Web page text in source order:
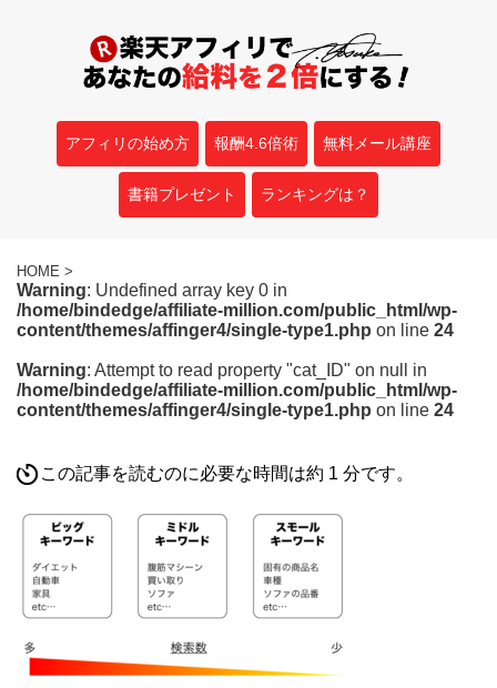
アフィリの始め方 報酬4.6倍術 無料メール講座
書籍プレゼント ランキングは？
HOME >
Warning: Undefined array key 0 in
/home/bindedge/affiliate-million.com/public_html/wp-
content/themes/affinger4/single-type1.php on line 24
Warning: Attempt to read property "cat_ID" on null in
/home/bindedge/affiliate-million.com/public_html/wp-
content/themes/affinger4/single-type1.php on line 24
この記事を読むのに必要な時間は約 1 分です。